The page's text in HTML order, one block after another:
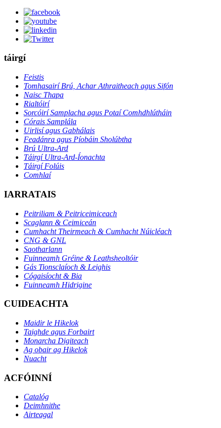
táirgí
Feistis
Tomhasairí Brú, Achar Athraitheach agus Sifón
Naisc Thapa
Rialtóirí
Sorcóirí Samplacha agus Potaí Comhdhlútháin
Córais Samplála
Uirlisí agus Gabhálais
Feadánra agus Píobáin Sholúbtha
Brú Ultra-Ard
Táirgí Ultra-Ard-Íonachta
Táirgí Folúis
Comhlaí
IARRATAIS
Peitriliam & Peitriceimiceach
Scaglann & Ceimiceán
Cumhacht Theirmeach & Cumhacht Núicléach
CNG & GNL
Saotharlann
Fuinneamh Gréine & Leathsheoltóir
Gás Tionsclaíoch & Leighis
Cógaisíocht & Bia
Fuinneamh Hidrigine
CUIDEACHTA
Maidir le Hikelok
Taighde agus Forbairt
Monarcha Digiteach
Ag obair ag Hikelok
Nuacht
ACFÓINNÍ
Catalóg
Deimhnithe
Airteagal